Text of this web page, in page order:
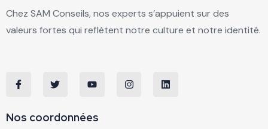
Chez SAM Conseils, nos experts s’appuient sur des
valeurs fortes qui reflètent notre culture et notre identité.
Nos coordonnées